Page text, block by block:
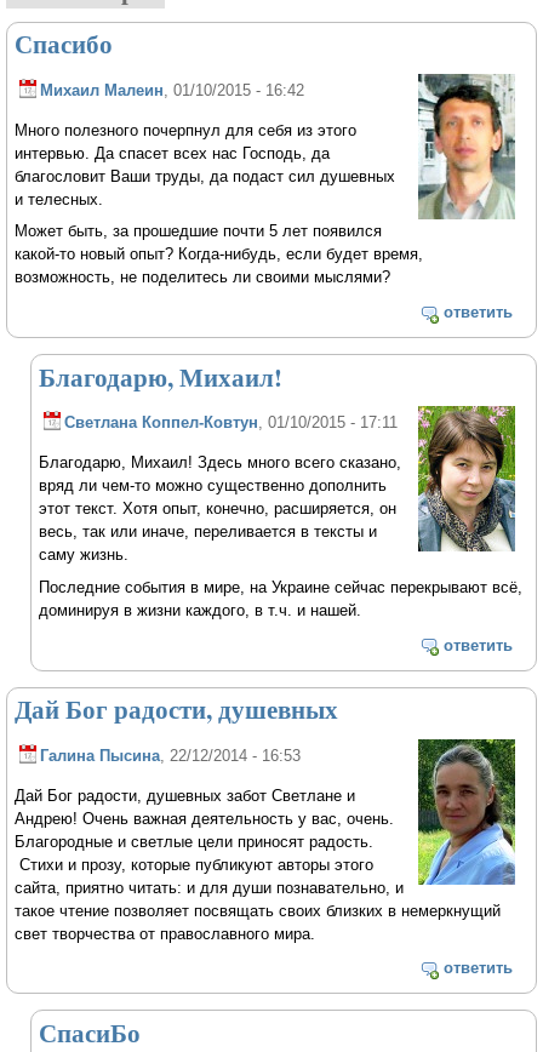
Спасибо
Михаил Малеин , 01/10/2015 - 16:42
Много полезного почерпнул для себя из этого
интервью. Да спасет всех нас Господь, да
благословит Ваши труды, да подаст сил душевных
и телесных.
Может быть, за прошедшие почти 5 лет появился
какой-то новый опыт? Когда-нибудь, если будет время,
возможность, не поделитесь ли своими мыслями?
ответить
Благодарю, Михаил!
Светлана Коппел-Ковтун, 01/10/2015 - 17:11
Благодарю, Михаил! Здесь много всего сказано,
вряд ли чем-то можно существенно дополнить
этот текст. Хотя опыт, конечно, расширяется, он
весь, так или иначе, переливается в тексты и
саму жизнь.
Последние события в мире, на Украине сейчас перекрывают всё,
доминируя в жизни каждого, в т.ч. и нашей.
ответить
Дай Бог радости, душевных
Галина Пысина , 22/12/2014 - 16:53
Дай Бог радости, душевных забот Светлане и
Андрею! Очень важная деятельность у вас, очень.
Благородные и светлые цели приносят радость.
Стихи и прозу, которые публикуют авторы этого
сайта, приятно читать: и для души познавательно, и
такое чтение позволяет посвящать своих близких в немеркнущий
свет творчества от православного мира.
ответить
СпасиБо